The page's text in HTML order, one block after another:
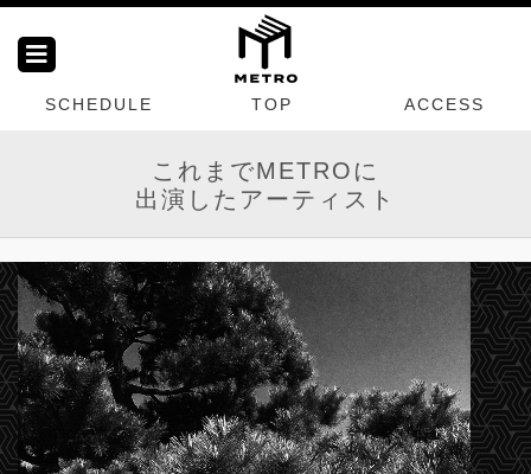
SCHEDULE TOP ACCESS
これまでMETROに
出演したアーティスト